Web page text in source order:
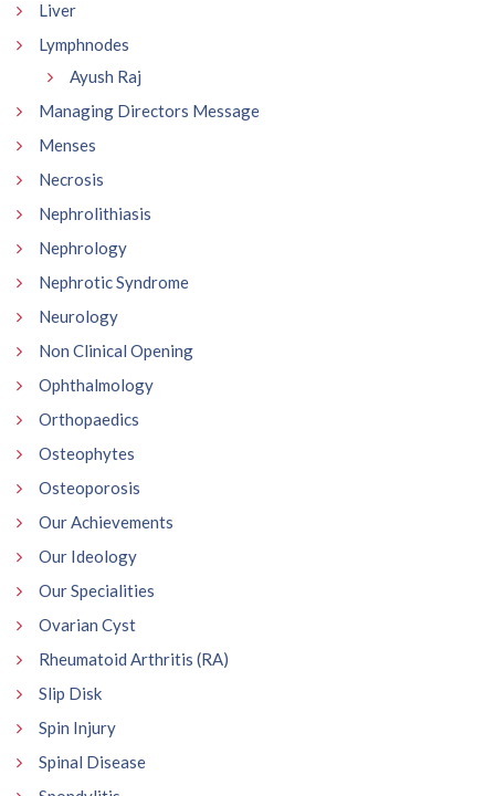
Liver
Lymphnodes
Ayush Raj
Managing Directors Message
Menses
Necrosis
Nephrolithiasis
Nephrology
Nephrotic Syndrome
Neurology
Non Clinical Opening
Ophthalmology
Orthopaedics
Osteophytes
Osteoporosis
Our Achievements
Our Ideology
Our Specialities
Ovarian Cyst
Rheumatoid Arthritis (RA)
Slip Disk
Spin Injury
Spinal Disease